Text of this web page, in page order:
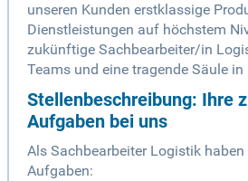
unseren Kunden erstklassige
Dienstleistungen auf höchstem
zukünftige Sachbearbeiter/in
Teams und eine tragende Säule
Stellenbeschreibung: Ihre
Aufgaben bei uns
Als Sachbearbeiter Logistik
Aufgaben: